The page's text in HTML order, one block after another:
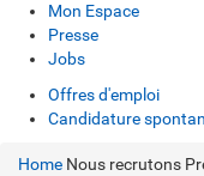
Mon Espace
Presse
Jobs
Offres d'emploi
Candidature
Home Nous recrutons